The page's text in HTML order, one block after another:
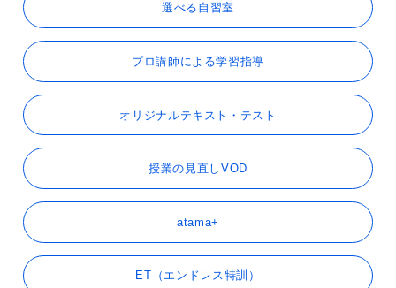
選べる自習室
プロ講師による学習指導
オリジナルテキスト・テスト
授業の見直しVOD
atama+
ET（エンドレス特訓）